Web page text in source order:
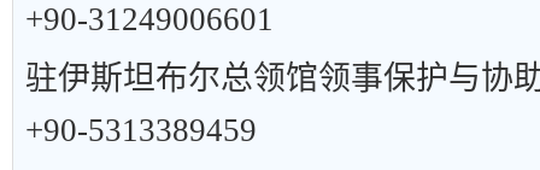
+90-31249006601
驻伊斯坦布尔总领馆领事保护与协
+90-5313389459